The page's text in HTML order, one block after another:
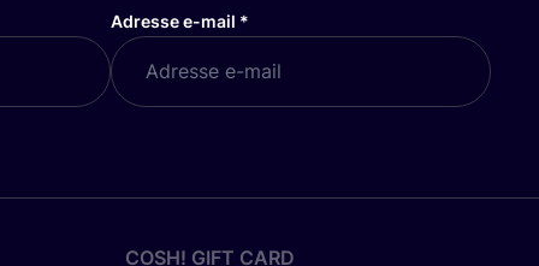
Adresse e-mail *
COSH! GIFT CARD